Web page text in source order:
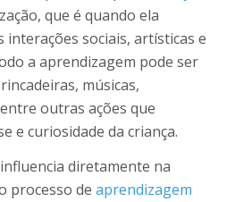
que é quando ela
sociais, artísticas e
a aprendizagem pode ser
músicas,
outras ações que
e curiosidade da criança.
diretamente na
processo de aprendizagem